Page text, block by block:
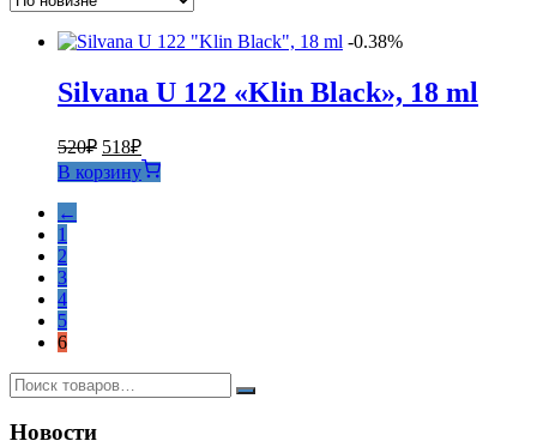
-0.38%
Silvana U 122 «Klin Black», 18 ml
520₽ Первоначальная
цена
составляла
518₽Текущая
цена:
518₽.
В корзину
←
1
2
3
4
5
6
Новости